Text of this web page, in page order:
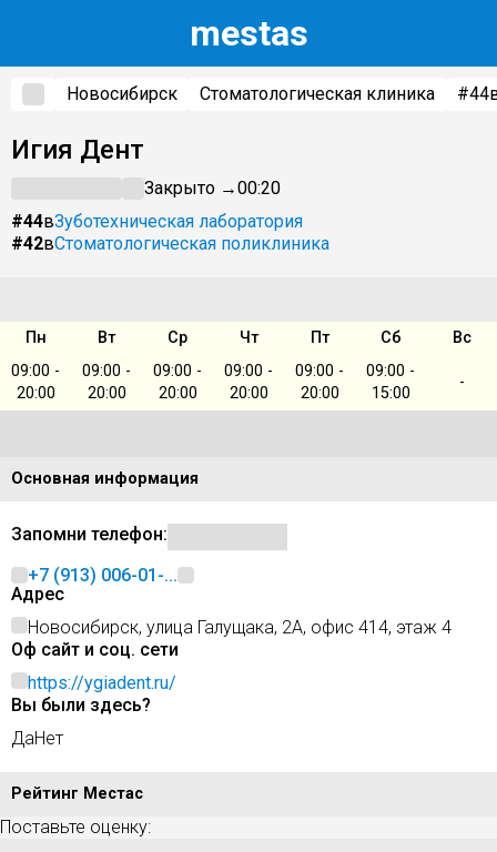
mestas
Новосибирск Стоматологическая клиника #44
Игия Дент
Закрыто →00:20
#44вЗуботехническая лаборатория
#42вСтоматологическая поликлиника
Пн Вт Ср Чт Пт Сб
Вс
09:00 -
20:00
09:00 -
20:00
09:00 -
20:00
09:00 -
20:00
09:00 -
20:00
09:00 -
15:00
-
Основная информация
Запомни телефон:
+7 (913) 006-01-...
Адрес
Новосибирск, улица Галущака, 2А, офис 414, этаж 4
Оф сайт и соц. сети
https://ygiadent.ru/
Вы были здесь?
ДаНет
Рейтинг Местас
Поставьте оценку: